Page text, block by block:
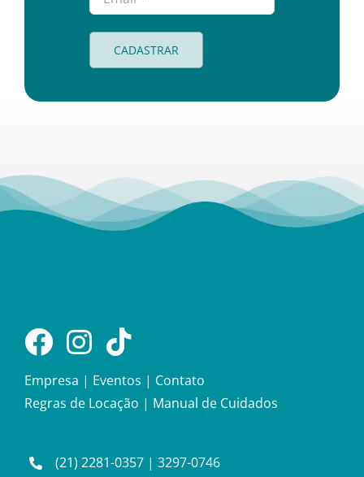
CADASTRAR
Empresa | Eventos | Contato
Regras de Locação | Manual de Cuidados
(21) 2281-0357 |3297-0746